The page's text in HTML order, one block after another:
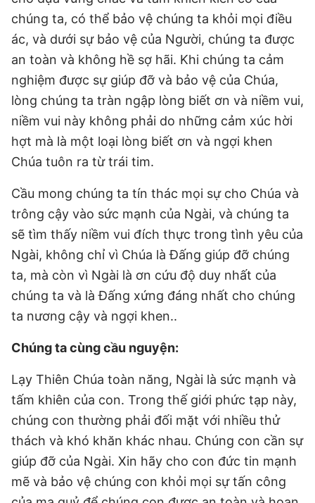
chúng ta, có thể bảo vệ chúng ta khỏi mọi điều
ác, và dưới sự bảo vệ của Người, chúng ta được
an toàn và không hề sợ hãi. Khi chúng ta cảm
nghiệm được sự giúp đỡ và bảo vệ của Chúa,
lòng chúng ta tràn ngập lòng biết ơn và niềm vui,
niềm vui này không phải do những cảm xúc hời
hợt mà là một loại lòng biết ơn và ngợi khen
Chúa tuôn ra từ trái tim.
Cầu mong chúng ta tín thác mọi sự cho Chúa và
trông cậy vào sức mạnh của Ngài, và chúng ta
sẽ tìm thấy niềm vui đích thực trong tình yêu của
Ngài, không chỉ vì Chúa là Đấng giúp đỡ chúng
ta, mà còn vì Ngài là ơn cứu độ duy nhất của
chúng ta và là Đấng xứng đáng nhất cho chúng
ta nương cậy và ngợi khen..
Chúng ta cùng cầu nguyện:
Lạy Thiên Chúa toàn năng, Ngài là sức mạnh và
tấm khiên của con. Trong thế giới phức tạp này,
chúng con thường phải đối mặt với nhiều thử
thách và khó khăn khác nhau. Chúng con cần sự
giúp đỡ của Ngài. Xin hãy cho con đức tin mạnh
mẽ và bảo vệ chúng con khỏi mọi sự tấn công